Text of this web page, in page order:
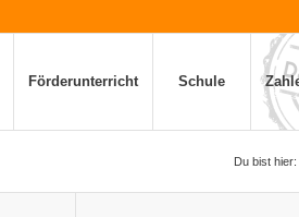
Förderunterricht Schule
Du bist hier: